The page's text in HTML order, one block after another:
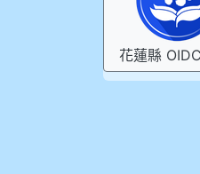
花蓮縣